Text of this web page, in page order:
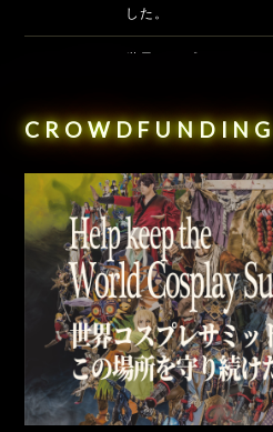
した。
世界コスプレサミッ
2020.07.31 ギャザリングページが
2020.07.28 ゲストページと番組
2020.07.27
メディア向け取材申
ちらをクリックする
2020.07.23 サイトをリニューアル
2020.07.06
「世界コスプレサミ
をYouTube公式チャ
2020.07.01
世界コスプレサミッ
がオープンしました。
CROWDFUNDING